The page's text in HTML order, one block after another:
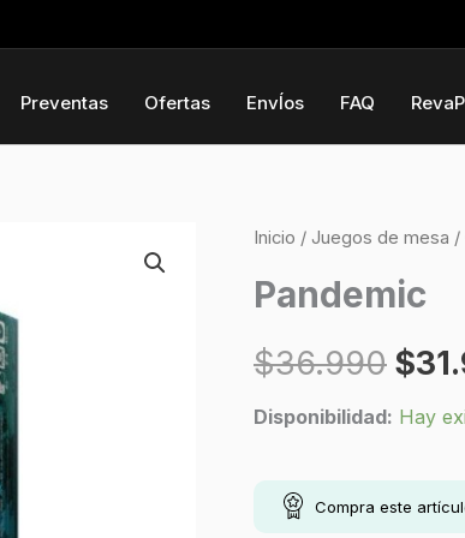
Preventas Ofertas EnvÍos FAQ
Inicio / Juegos de mesa /
Pandemic
$36.990
El
era:
$
Disponibilidad: Hay
Compra este
Pandemic